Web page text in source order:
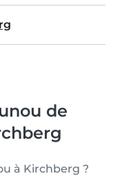
de
à Kirchberg ?